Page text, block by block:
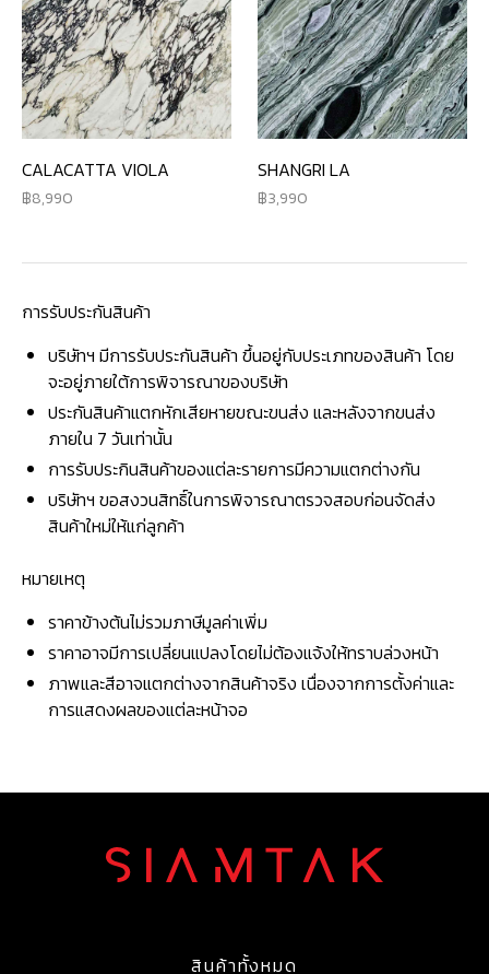
CALACATTA VIOLA
8,990
SHANGRI LA
3,990
การรับประกันสินค้า
บริษัทฯ มีการรับประกันสินค้า ขึ้นอยู่กับประเภทของสินค้า โดย
จะอยู่ภายใต้การพิจารณาของบริษัท
ประกันสินค้าแตกหักเสียหายขณะขนส่ง และหลังจากขนส่ง
ภายใน 7 วันเท่านั้น
การรับประกินสินค้าของแต่ละรายการมีความแตกต่างกัน
บริษัทฯ ขอสงวนสิทธิ์ในการพิจารณาตรวจสอบก่อนจัดส่ง
สินค้าใหม่ให้แก่ลูกค้า
หมายเหตุ
ราคาข้างต้นไม่รวมภาษีมูลค่าเพิ่ม
ราคาอาจมีการเปลี่ยนแปลงโดยไม่ต้องแจ้งให้ทราบล่วงหน้า
ภาพและสีอาจแตกต่างจากสินค้าจริง เนื่องจากการตั้งค่าและ
การแสดงผลของแต่ละหน้าจอ
สินค้าทั้งหมด